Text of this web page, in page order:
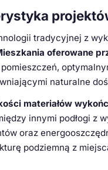
tradycyjnej z
oferowane
naturalne
materiałów
innymi podłogi z
oraz
podziemną z